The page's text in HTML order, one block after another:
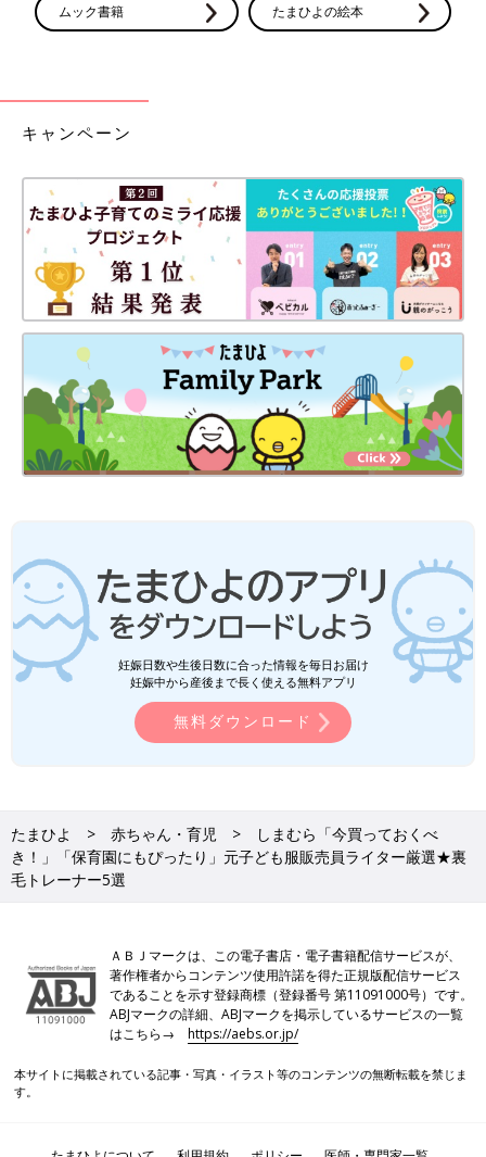
出典：Instagramアカウント「nn_ntz」
おり、高見えするデザインです♪ ボトムスには、ワイドシルエッ
トのパンツを合わせると今っぽコーデに仕上がります！1枚で着
るコーデに飽きたら、柄シャツを重ねてアレンジするのも素敵◎
しまむら「はくだけでオシャ見え」「秋
コーデにアレンジできる」元子ども服販
売員ライター厳選！柄パンツ5選
今回ご紹介するのは、しまむらで販売されてい
る「柄パンツ」。取り入れるだけでまわりと差
がつき、今っぽコーデに仕上がるので、オシャ
いるので、ぜひチェックしてくださいね♪
も！」「秋にも使える♪」絶対買いアイ
テム5選
GUの商品が値下げラッシュです！秋冬に使え
テムをご紹介します。
保育園でも使いやすく快適に着られる♪
裏毛トレーナーは、肌触りや通気性がよく適度な保温性があるた
め、保育園でも使いやすく、これからの季節に大活躍するアイテ
裏毛トレーナーが必要になったときには、もう売り切れてしまっ
ムック書籍 たまひよの絵本
キャンペーン
妊娠日数や生後日数に合った情報を毎日お届け
妊娠中から産後まで長く使える無料アプリ
無料ダウンロード
たまひよ 赤ちゃん・育児
しまむら「今買っておくべ
き！」「保育園にもぴったり」元子ども服販売員ライター厳選★裏
毛トレーナー5選
ＡＢＪマークは、この電子書店・電子書籍配信サービスが、
著作権者からコンテンツ使用許諾を得た正規版配信サービス
であることを示す登録商標（登録番号 第11091000号）です。
ABJマークの詳細、ABJマークを掲示しているサービスの一覧
はこちら→https://aebs.or.jp/
本サイトに掲載されている記事・写真・イラスト等のコンテンツの無断転載を禁じま
す。